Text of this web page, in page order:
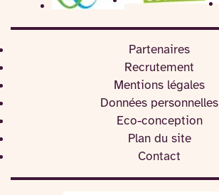
Partenaires
Recrutement
Mentions légales
Données personnelles
Eco-conception
Plan du site
Contact